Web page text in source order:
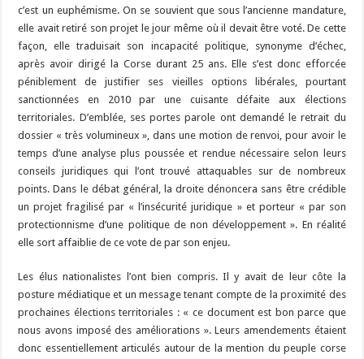
c’est un euphémisme. On se souvient que sous l’ancienne mandature,
elle avait retiré son projet le jour même où il devait être voté. De cette
façon, elle traduisait son incapacité politique, synonyme d’échec,
après avoir dirigé la Corse durant 25 ans. Elle s’est donc efforcée
péniblement de justifier ses vieilles options libérales, pourtant
sanctionnées en 2010 par une cuisante défaite aux élections
territoriales. D’emblée, ses portes parole ont demandé le retrait du
dossier « très volumineux », dans une motion de renvoi, pour avoir le
temps d’une analyse plus poussée et rendue nécessaire selon leurs
conseils juridiques qui l’ont trouvé attaquables sur de nombreux
points. Dans le débat général, la droite dénoncera sans être crédible
un projet fragilisé par « l’insécurité juridique » et porteur « par son
protectionnisme d’une politique de non développement ». En réalité
elle sort affaiblie de ce vote de par son enjeu.
Les élus nationalistes l’ont bien compris. Il y avait de leur côte la
posture médiatique et un message tenant compte de la proximité des
prochaines élections territoriales : « ce document est bon parce que
nous avons imposé des améliorations ». Leurs amendements étaient
donc essentiellement articulés autour de la mention du peuple corse